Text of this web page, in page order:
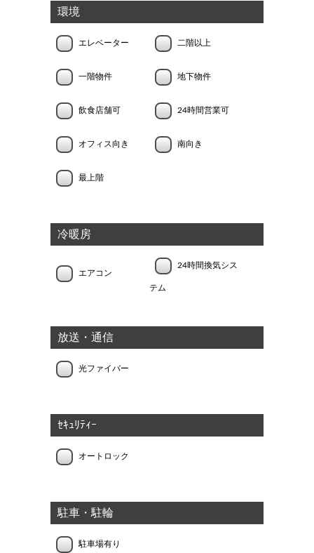
環境
エレベーター 二階以上
一階物件 地下物件
飲食店舗可 24時間営業可
オフィス向き 南向き
最上階
冷暖房
エアコン
24時間換気シス
テム
放送・通信
光ファイバー
ｾｷｭﾘﾃｨｰ
オートロック
駐車・駐輪
駐車場有り